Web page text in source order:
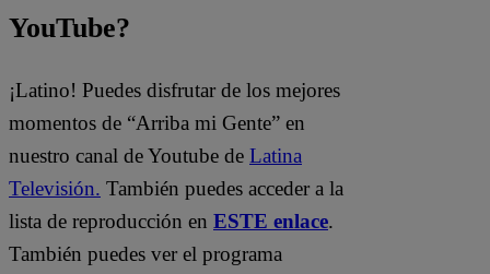
YouTube?
¡Latino! Puedes disfrutar de los mejores
momentos de “Arriba mi Gente” en
nuestro canal de Youtube de Latina
Televisión. También puedes acceder a la
lista de reproducción en ESTE enlace.
También puedes ver el programa